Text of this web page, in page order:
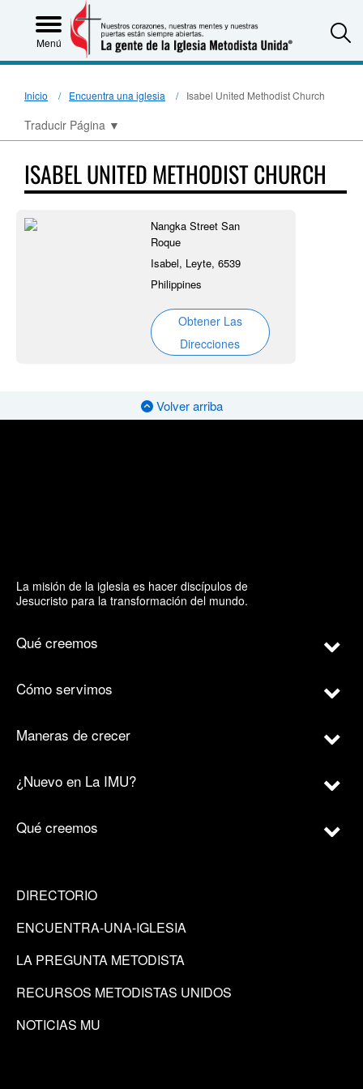
Menú
Inicio Encuentra una iglesia Isabel United Methodist Church
Traducir Página ▼
ISABEL UNITED METHODIST CHURCH
Nangka Street San
Roque
Isabel, Leyte, 6539
Philippines
Obtener Las
Direcciones
Volver arriba
La misión de la iglesia es hacer discípulos de
Jesucristo para la transformación del mundo.
Qué creemos
Cómo servimos
Maneras de crecer
¿Nuevo en La IMU?
Qué creemos
DIRECTORIO
ENCUENTRA-UNA-IGLESIA
LA PREGUNTA METODISTA
RECURSOS METODISTAS UNIDOS
NOTICIAS MU